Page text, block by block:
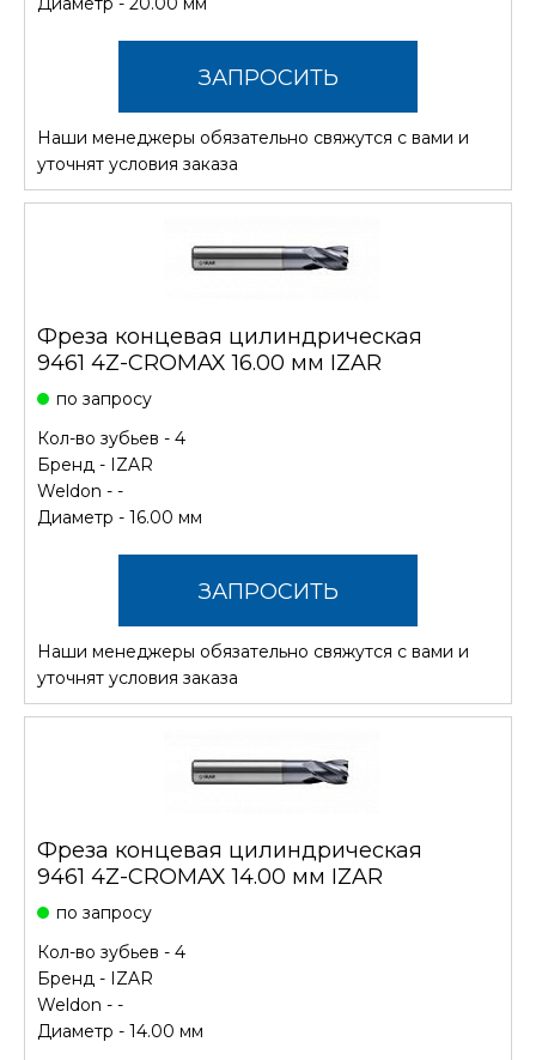
ЗАПРОСИТЬ
СТОИМОСТЬ
Наши менеджеры обязательно свяжутся с вами и
уточнят условия заказа
Фреза концевая цилиндрическая
9461 4Z-CROMAX 16.00 мм IZAR
по запросу
Кол-во зубьев - 4
Бренд - IZAR
Weldon - -
Диаметр - 16.00 мм
ЗАПРОСИТЬ
СТОИМОСТЬ
Наши менеджеры обязательно свяжутся с вами и
уточнят условия заказа
Фреза концевая цилиндрическая
9461 4Z-CROMAX 14.00 мм IZAR
по запросу
Кол-во зубьев - 4
Бренд - IZAR
Weldon - -
Диаметр - 14.00 мм